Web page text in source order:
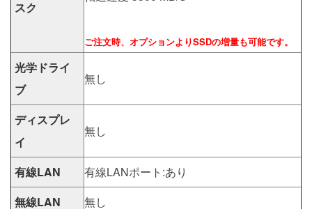
スク
ご注文時、オプションよりSSDの増量も可能です。
光学ドライ
ブ
無し
ディスプレ
イ
無し
有線LAN
有線LANポート:あり
無線LAN
無し